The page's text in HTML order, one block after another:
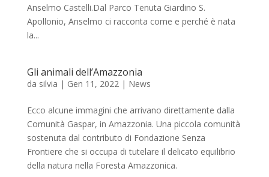
Anselmo Castelli.Dal Parco Tenuta Giardino S.
Apollonio, Anselmo ci racconta come e perché è nata
la...
Gli animali dell’Amazzonia
da silvia | Gen 11, 2022 | News
Ecco alcune immagini che arrivano direttamente dalla
Comunità Gaspar, in Amazzonia. Una piccola comunità
sostenuta dal contributo di Fondazione Senza
Frontiere che si occupa di tutelare il delicato equilibrio
della natura nella Foresta Amazzonica.